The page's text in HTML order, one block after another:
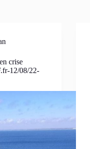
crise
12/08/22-